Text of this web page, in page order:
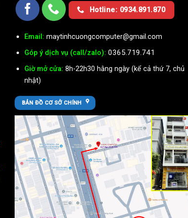
Hotline: 0934.891.870
Email: maytinhcuongcomputer@gmail.com
Góp ý dịch vụ (call/zalo): 0365.719.741
Giờ mở cửa: 8h-22h30 hằng ngày (kể cả thứ 7, chủ
nhật)
BẢN ĐỒ CƠ SỞ CHÍNH